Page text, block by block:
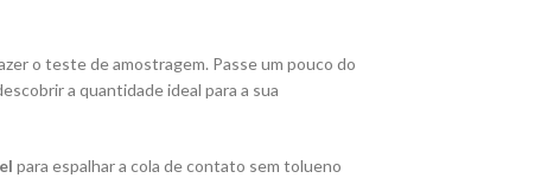
o teste de amostragem. Passe um pouco do
a quantidade ideal para a sua
para espalhar a cola de contato sem tolueno